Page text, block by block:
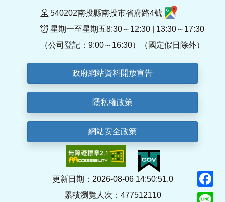
540202南投縣南投市省府路4號
星期一至星期五8:30～12:30 | 13:30～17:30
（公司登記：9:00～16:30）（國定假日除外）
政府網站資料開放宣告
隱私權政策
網站安全政策
更新日期：2026-08-06 14:50:51.0
累積瀏覽人次：477512110